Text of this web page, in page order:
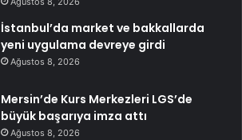
İstanbul’da market ve bakkallarda
yeni uygulama devreye girdi
Ağustos 8, 2026
Mersin’de Kurs Merkezleri LGS’de
büyük başarıya imza attı
Ağustos 8, 2026